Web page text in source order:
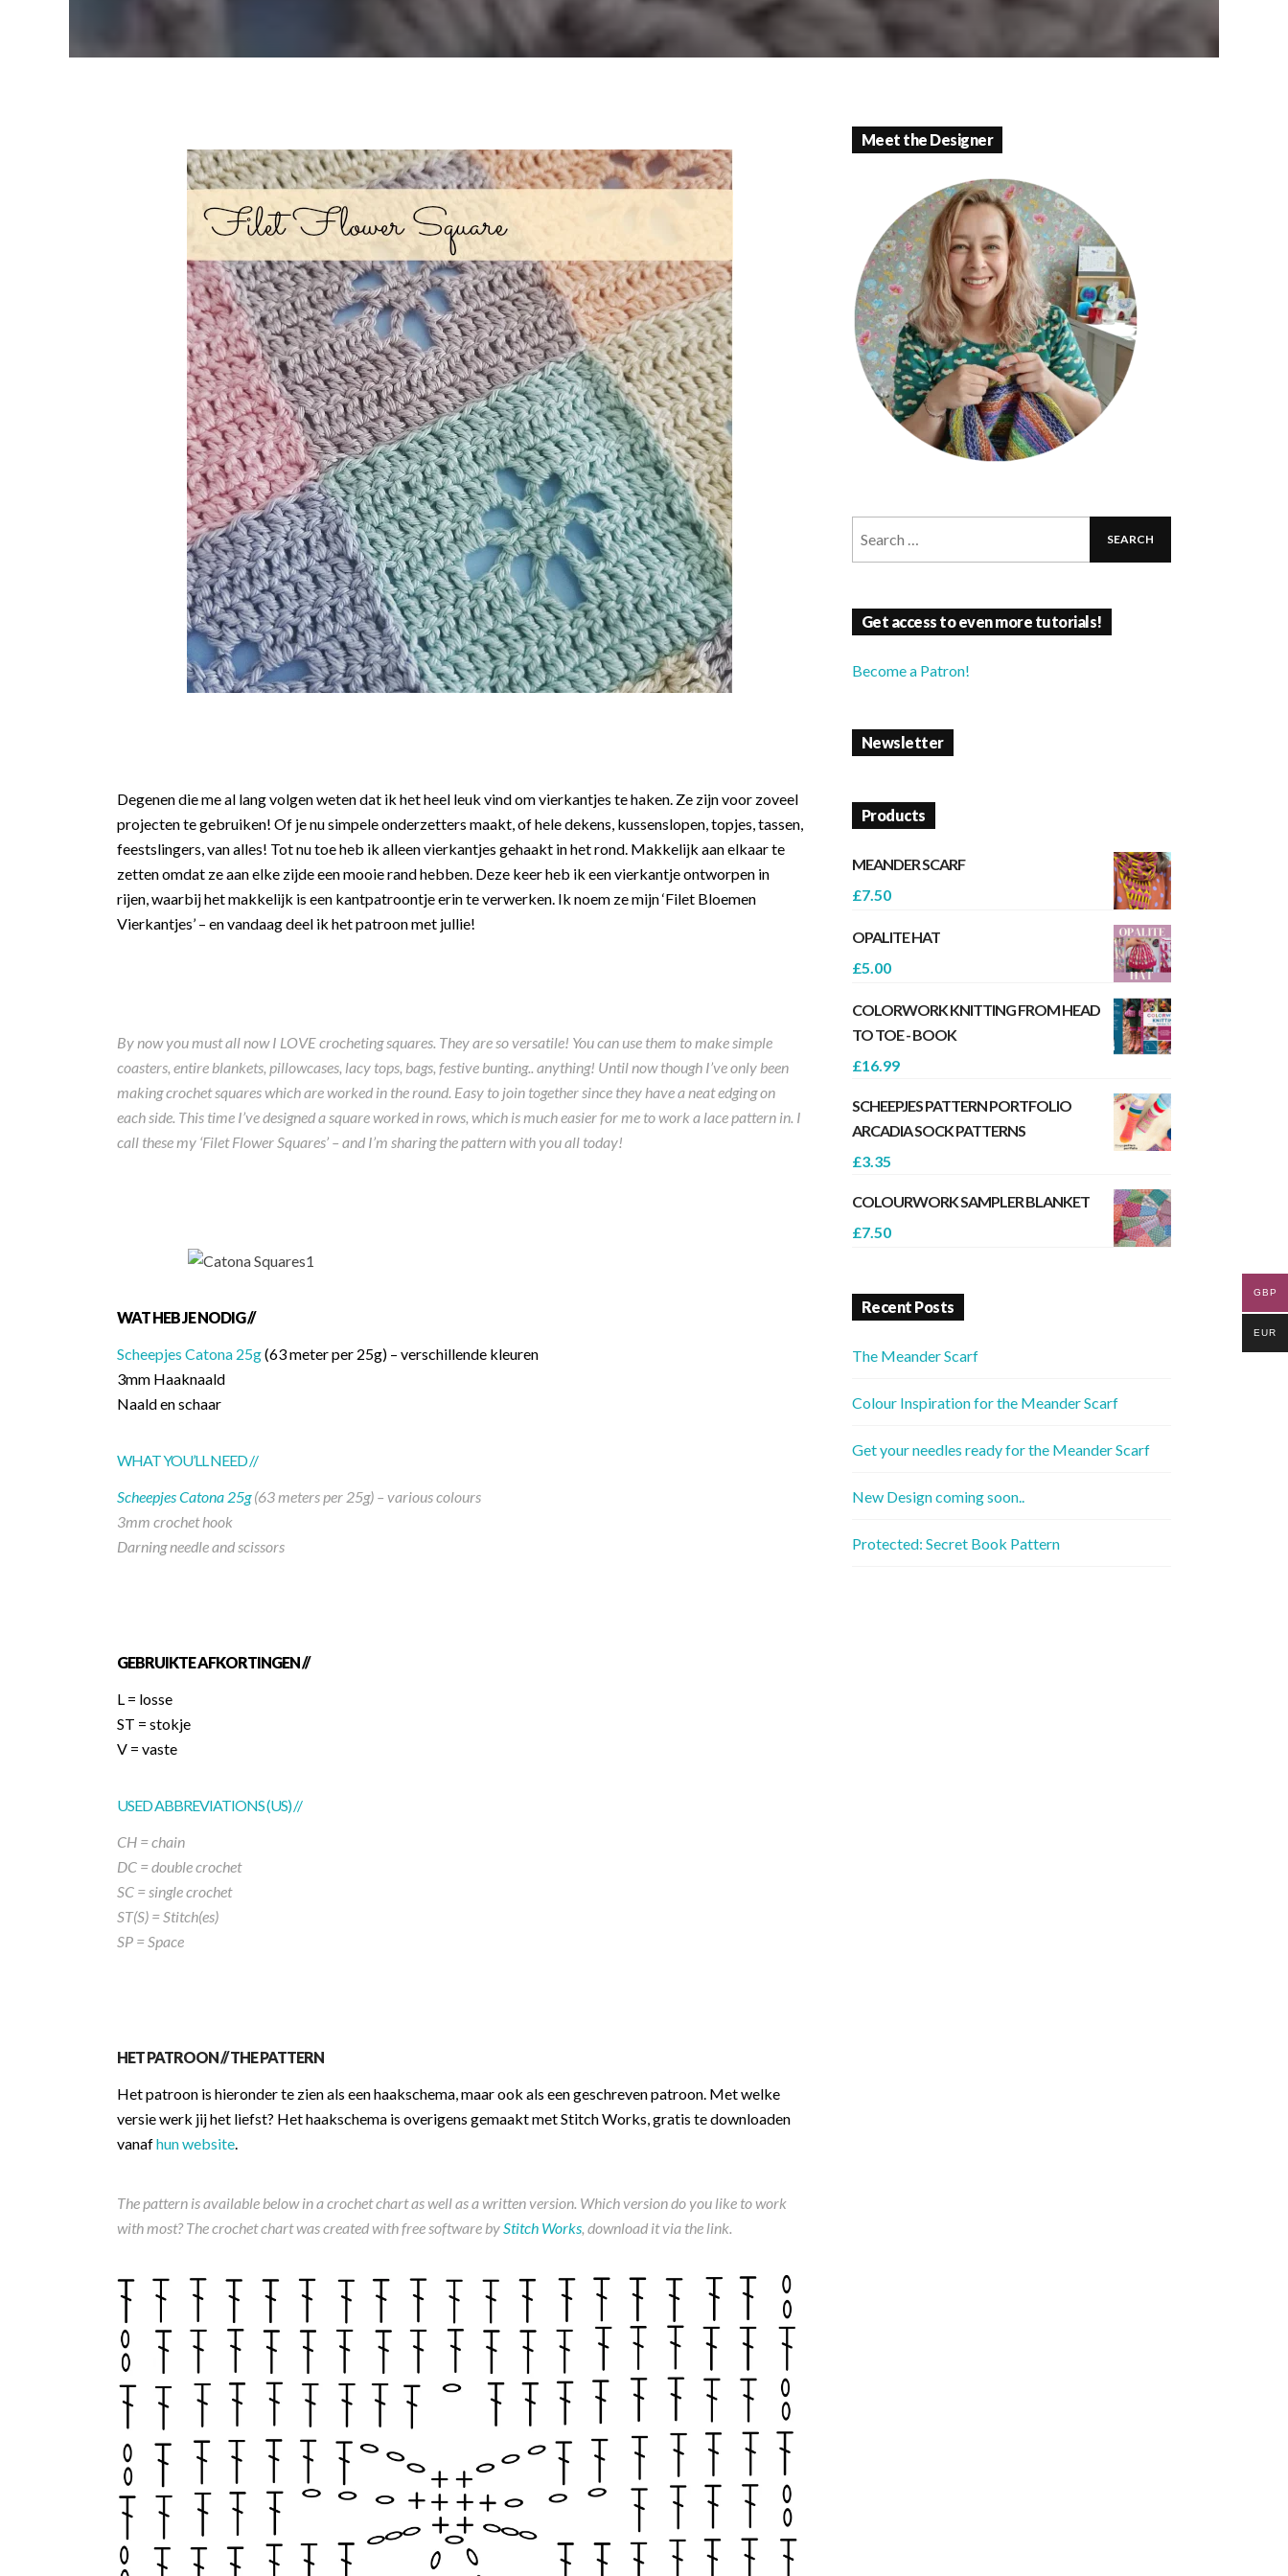
Degenen die me al lang volgen weten dat ik het heel leuk vind om vierkantjes te haken. Ze zijn voor zoveel
projecten te gebruiken! Of je nu simpele onderzetters maakt, of hele dekens, kussenslopen, topjes, tassen,
feestslingers, van alles! Tot nu toe heb ik alleen vierkantjes gehaakt in het rond. Makkelijk aan elkaar te
zetten omdat ze aan elke zijde een mooie rand hebben. Deze keer heb ik een vierkantje ontworpen in
rijen, waarbij het makkelijk is een kantpatroontje erin te verwerken. Ik noem ze mijn ‘Filet Bloemen
Vierkantjes’ – en vandaag deel ik het patroon met jullie!
By now you must all now I LOVE crocheting squares. They are so versatile! You can use them to make simple
coasters, entire blankets, pillowcases, lacy tops, bags, festive bunting.. anything! Until now though I’ve only been
making crochet squares which are worked in the round. Easy to join together since they have a neat edging on
each side. This time I’ve designed a square worked in rows, which is much easier for me to work a lace pattern in. I
call these my ‘Filet Flower Squares’ – and I’m sharing the pattern with you all today!
WAT HEB JE NODIG //
Scheepjes Catona 25g(63 meter per 25g) – verschillende kleuren
3mm Haaknaald
Naald en schaar
WHAT YOU’LL NEED //
Scheepjes Catona 25g(63 meters per 25g) – various colours
3mm crochet hook
Darning needle and scissors
GEBRUIKTE AFKORTINGEN //
L = losse
ST = stokje
V = vaste
USED ABBREVIATIONS (US) //
CH = chain
DC = double crochet
SC = single crochet
ST(S) = Stitch(es)
SP = Space
HET PATROON // THE PATTERN
Het patroon is hieronder te zien als een haakschema, maar ook als een geschreven patroon. Met welke
versie werk jij het liefst? Het haakschema is overigens gemaakt met Stitch Works, gratis te downloaden
vanafhun website.
The pattern is available below in a crochet chart as well as a written version. Which version do you like to work
with most? The crochet chart was created with free software byStitch Works, download it via the link.
Meet the Designer
Get access to even more tutorials!
Become a Patron!
Newsletter
Products
MEANDER SCARF
£7.50
OPALITE HAT
£5.00
COLORWORK KNITTING FROM HEAD
TO TOE - BOOK
£16.99
SCHEEPJES PATTERN PORTFOLIO
ARCADIA SOCK PATTERNS
£3.35
COLOURWORK SAMPLER BLANKET
£7.50
Recent Posts
The Meander Scarf
Colour Inspiration for the Meander Scarf
Get your needles ready for the Meander Scarf
New Design coming soon..
Protected: Secret Book Pattern
GBP
EUR